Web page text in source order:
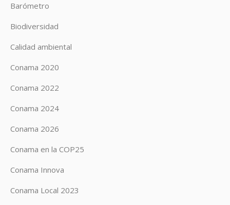
Barómetro
Biodiversidad
Calidad ambiental
Conama 2020
Conama 2022
Conama 2024
Conama 2026
Conama en la COP25
Conama Innova
Conama Local 2023